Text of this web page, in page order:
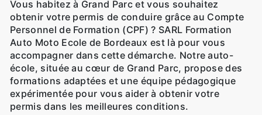
Vous habitez à Grand Parc et vous souhaitez
obtenir votre permis de conduire grâce au Compte
Personnel de Formation (CPF) ? SARL Formation
Auto Moto Ecole de Bordeaux est là pour vous
accompagner dans cette démarche. Notre auto-
école, située au cœur de Grand Parc, propose des
formations adaptées et une équipe pédagogique
expérimentée pour vous aider à obtenir votre
permis dans les meilleures conditions.